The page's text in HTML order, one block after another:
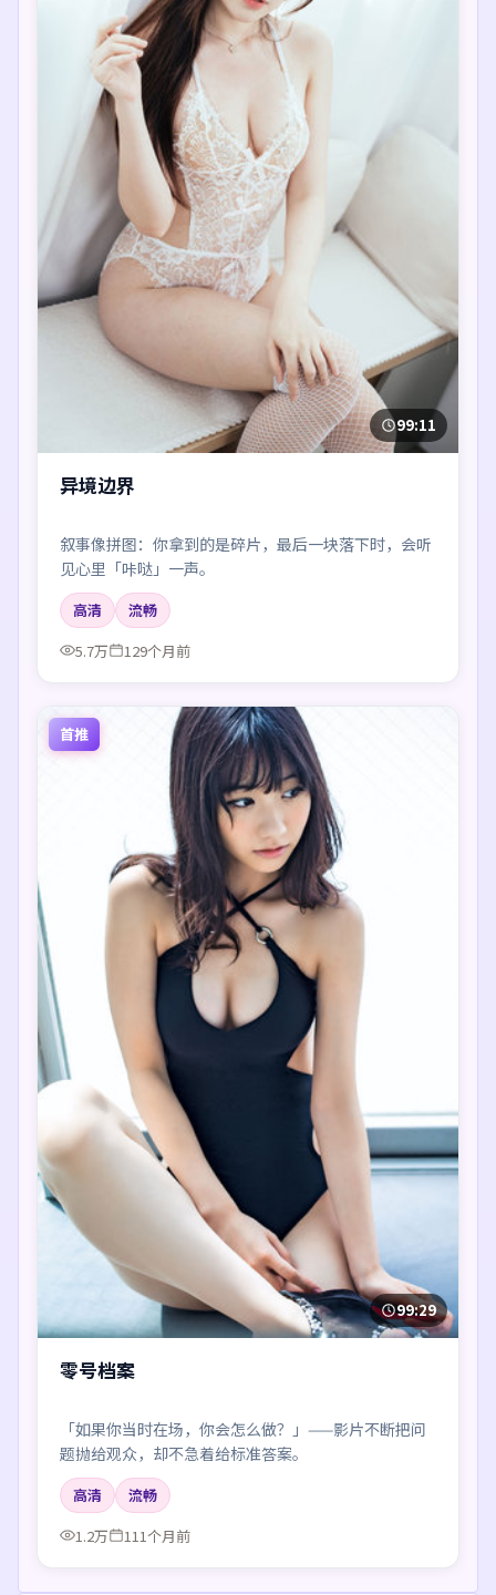
99:11
异境边界
叙事像拼图：你拿到的是碎片，最后一块落下时，会听
见心里「咔哒」一声。
高清
流畅
5.7万
129个月前
首推
99:29
零号档案
「如果你当时在场，你会怎么做？」——影片不断把问
题抛给观众，却不急着给标准答案。
高清
流畅
1.2万
111个月前